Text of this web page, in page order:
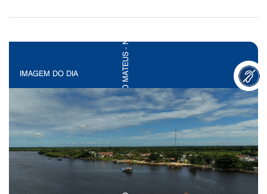
IMAGEM DO DIA